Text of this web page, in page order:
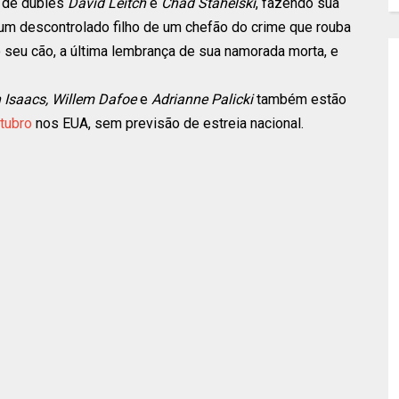
descontrolado filho de um chefão do crime que rouba
cão, a última lembrança de sua namorada morta, e
Willem Dafoee Adrianne Palickitambém estão
nos EUA, sem previsão de estreia nacional.